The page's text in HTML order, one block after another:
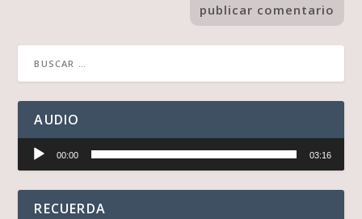
AUDIO
Reproductor
audio
00:00 03:16
RECUERDA